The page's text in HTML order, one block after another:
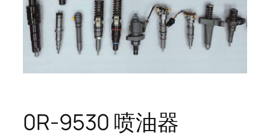
0R-9530 喷油器